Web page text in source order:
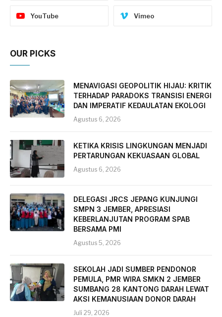
YouTube Vimeo
OUR PICKS
MENAVIGASI GEOPOLITIK HIJAU: KRITIK
TERHADAP PARADOKS TRANSISI ENERGI
DAN IMPERATIF KEDAULATAN EKOLOGI
Agustus 6, 2026
KETIKA KRISIS LINGKUNGAN MENJADI
PERTARUNGAN KEKUASAAN GLOBAL
Agustus 6, 2026
DELEGASI JRCS JEPANG KUNJUNGI
SMPN 3 JEMBER, APRESIASI
KEBERLANJUTAN PROGRAM SPAB
BERSAMA PMI
Agustus 5, 2026
SEKOLAH JADI SUMBER PENDONOR
PEMULA, PMR WIRA SMKN 2 JEMBER
SUMBANG 28 KANTONG DARAH LEWAT
AKSI KEMANUSIAAN DONOR DARAH
Juli 29, 2026